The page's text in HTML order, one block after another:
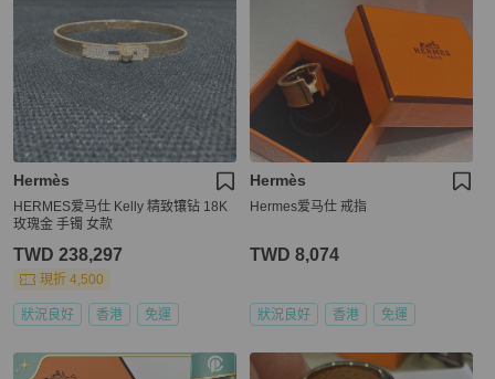
Hermès
HERMES爱马仕 Kelly 精致镶钻 18K
玫瑰金 手镯 女款
TWD 238,297
現折 4,500
狀況良好 香港 免運
Hermès
Hermes爱马仕 戒指
TWD 8,074
狀況良好 香港 免運